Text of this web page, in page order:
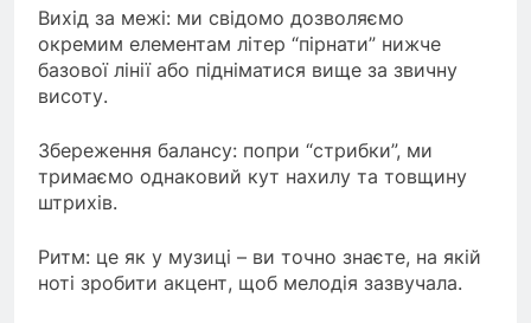
Вихід за межі: ми свідомо дозволяємо
окремим елементам літер “пірнати” нижче
базової лінії або підніматися вище за звичну
висоту.
Збереження балансу: попри “стрибки”, ми
тримаємо однаковий кут нахилу та товщину
штрихів.
Ритм: це як у музиці – ви точно знаєте, на якій
ноті зробити акцент, щоб мелодія зазвучала.